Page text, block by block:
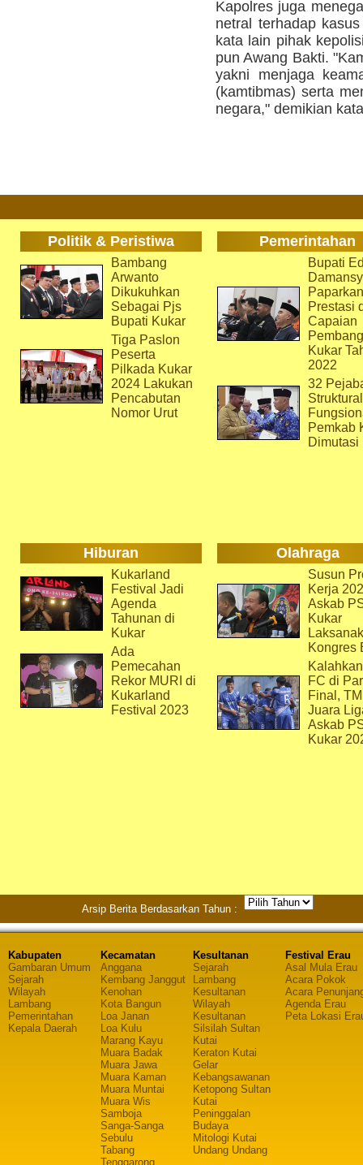
Kapolres juga
netral terhadap
kata lain pihak
pun Awang Bakti.
yakni menjaga
(kamtibmas) serta
negara," demikian
Politik & Peristiwa Pemerintahan
Bambang
Arwanto
Dikukuhkan
Sebagai Pjs
Bupati Kukar
Tiga Paslon
Peserta
Pilkada Kukar
2024 Lakukan
Pencabutan
Nomor Urut
Bupati
Paparkan
Prestasi
Capaian
Kukar
2022
32
Pemkab
Dimutasi
Hiburan Olahraga
Kukarland
Festival Jadi
Agenda
Tahunan di
Kukar
Ada
Pemecahan
Rekor MURI di
Kukarland
Festival 2023
Susun
Kerja
Askab
Kukar
Kongres
FC di
Final,
Juara
Askab
Kukar
Arsip Berita Berdasarkan Tahun :
Kabupaten
Gambaran Umum
Sejarah
Wilayah
Lambang
Pemerintahan
Kepala Daerah
Kecamatan
Anggana
Kembang Janggut
Kenohan
Kota Bangun
Loa Janan
Loa Kulu
Marang Kayu
Muara Badak
Muara Jawa
Muara Kaman
Muara Muntai
Muara Wis
Samboja
Sanga-Sanga
Sebulu
Tabang
Tenggarong
Kesultanan
Sejarah
Lambang
Kesultanan
Wilayah
Kesultanan
Silsilah Sultan
Kutai
Keraton Kutai
Gelar
Kebangsawanan
Ketopong Sultan
Kutai
Peninggalan
Budaya
Mitologi Kutai
Undang Undang
Festival Erau
Asal Mula Erau
Acara Pokok
Acara
Agenda Erau
Peta Lokasi